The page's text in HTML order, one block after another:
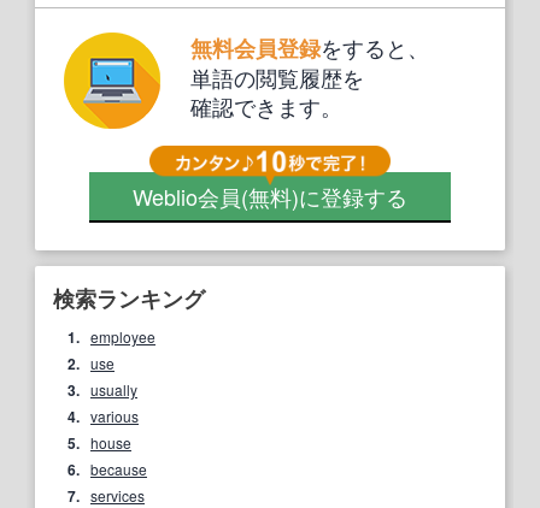
無料会員登録をすると、
単語の閲覧履歴を
確認できます。
Weblio会員(無料)に登録する
検索ランキング
1. employee
2. use
3. usually
4. various
5. house
6. because
7. services